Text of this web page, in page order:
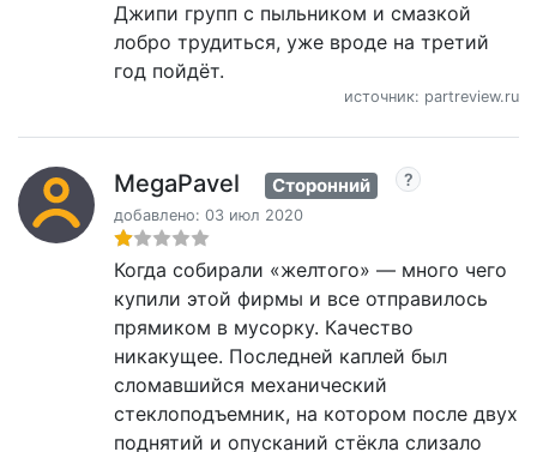
Джипи групп с пыльником и смазкой
лобро трудиться, уже вроде на третий
год пойдёт.
источник: partreview.ru
MegaPavel Сторонний
добавлено: 03 июл 2020
Когда собирали «желтого» — много чего
купили этой фирмы и все отправилось
прямиком в мусорку. Качество
никакущее. Последней каплей был
сломавшийся механический
стеклоподъемник, на котором после двух
поднятий и опусканий стёкла слизало